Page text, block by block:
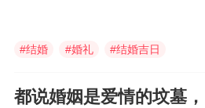
#结婚 #婚礼 #结婚吉日
都说婚姻是爱情的坟墓，